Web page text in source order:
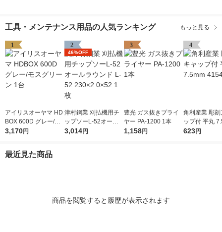
工具・メンテナンス用品の人気ランキング もっと見る
1
アイリスオーヤマ HD
BOX 600D グレー/モ
スグリーン 1台
3,170円
2
46%OFF
津村鋼業 刈払機用チ
ップソーL-52オール
ラウンド L-52 230×2.
3,014円
3
豊光 ガス抜きプライ
ヤー PA-1200 1本
1,158円
4
角利産業 彫刻
ップ付 平丸
541 1個
623円
最近見た商品
商品を閲覧すると履歴が表示されます